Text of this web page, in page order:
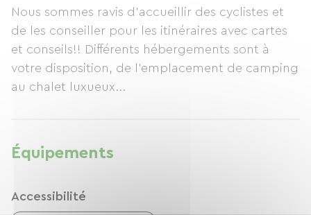
de l'aire de jeux pour enfants, du petit magasin
du camping, du restaurant, et du parcours
Nous sommes ravis d'accueillir des cyclistes et
de les conseiller pour les itinéraires avec cartes
et conseils!! Différents hébergements sont à
votre disposition, de l'emplacement de camping
au chalet luxueux...
Équipements
Accessibilité